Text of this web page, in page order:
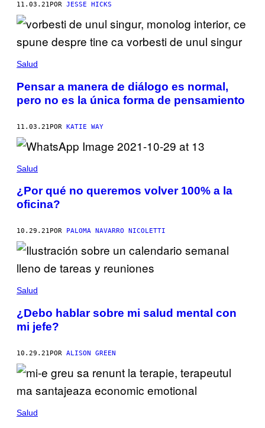
11.03.21POR JESSE HICKS
Salud
Pensar a manera de diálogo es normal,
pero no es la única forma de pensamiento
11.03.21 POR KATIE WAY
Salud
¿Por qué no queremos volver 100% a la
oficina?
10.29.21 POR PALOMA NAVARRO NICOLETTI
Salud
¿Debo hablar sobre mi salud mental con
mi jefe?
10.29.21 POR ALISON GREEN
Salud